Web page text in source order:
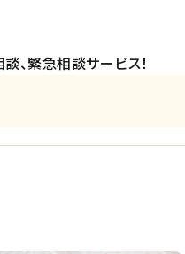
、緊急相談サービス！